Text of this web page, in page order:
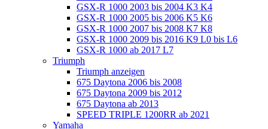
GSX-R 1000 2003 bis 2004 K3 K4
GSX-R 1000 2005 bis 2006 K5 K6
GSX-R 1000 2007 bis 2008 K7 K8
GSX-R 1000 2009 bis 2016 K9 L0 bis L6
GSX-R 1000 ab 2017 L7
Triumph
Triumph anzeigen
675 Daytona 2006 bis 2008
675 Daytona 2009 bis 2012
675 Daytona ab 2013
SPEED TRIPLE 1200RR ab 2021
Yamaha